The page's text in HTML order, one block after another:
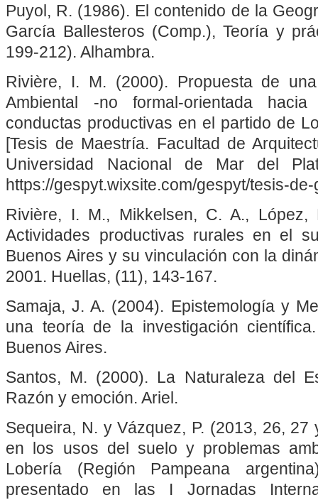
Puyol, R. (1986). El contenido de la
García Ballesteros (Comp.), Teoría y
199-212). Alhambra.
Rivière, I. M. (2000). Propuesta de
Ambiental -no formal-orientada
conductas productivas en el partido de
[Tesis de Maestría. Facultad de
Universidad Nacional de Mar del
https://gespyt.wixsite.com/gespyt/tesis-
Rivière, I. M., Mikkelsen, C. A.,
Actividades productivas rurales en el
Buenos Aires y su vinculación con la
2001. Huellas, (11), 143-167.
Samaja, J. A. (2004). Epistemología y
una teoría de la investigación
Buenos Aires.
Santos, M. (2000). La Naturaleza del
Razón y emoción. Ariel.
Sequeira, N. y Vázquez, P. (2013, 26,
en los usos del suelo y problemas
Lobería (Región Pampeana
presentado en las I Jornadas